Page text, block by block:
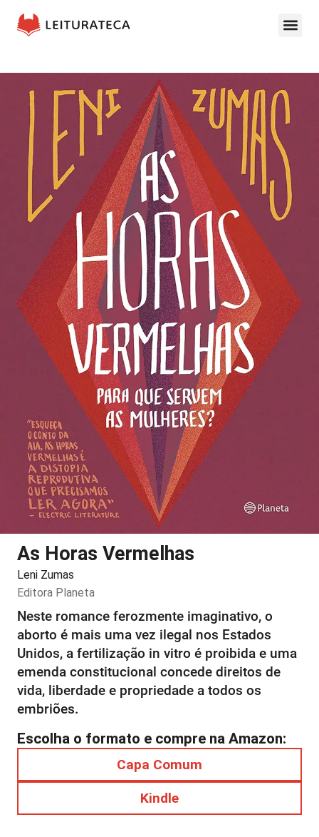
As Horas Vermelhas
Leni Zumas
Editora Planeta
Neste romance ferozmente imaginativo, o
aborto é mais uma vez ilegal nos Estados
Unidos, a fertilização in vitro é proibida e uma
emenda constitucional concede direitos de
vida, liberdade e propriedade a todos os
embriões.
Escolha o formato e compre na Amazon:
Capa Comum
Kindle